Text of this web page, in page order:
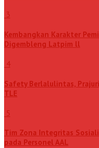
3
Kembangkan Karakter
Digembleng Latpim ll
4
Safety Berlalulintas,
TLE
5
Tim Zona Integritas
pada Personel AAL